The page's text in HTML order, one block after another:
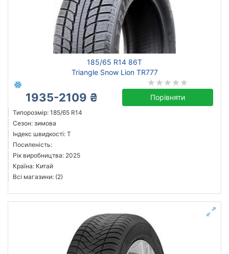
185/65 R14 86T
Triangle Snow Lion TR777
1935-2109 ₴ Порівняти
Типорозмір: 185/65 R14
Сезон: зимова
Індекс швидкості: T
Посиленість:
Рік виробництва: 2025
Країна: Китай
Всі магазини: (2)